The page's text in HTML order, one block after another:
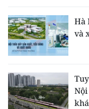
Hà
và